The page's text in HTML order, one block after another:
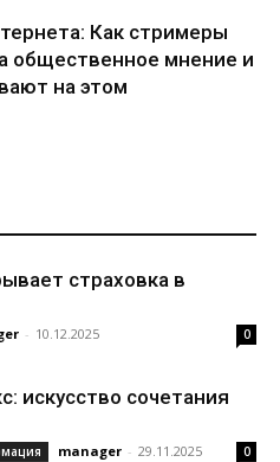
Как стримеры
общественное мнение и
на этом
страховка в
- 10.12.2025 0
искусство сочетания
manager - 29.11.2025 0